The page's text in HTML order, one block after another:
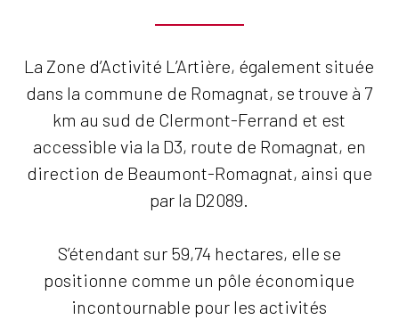
La Zone d’Activité L’Artière, également située
dans la commune de Romagnat, se trouve à 7
km au sud de Clermont-Ferrand et est
accessible via la D3, route de Romagnat, en
direction de Beaumont-Romagnat, ainsi que
par la D2089.
S’étendant sur 59,74 hectares, elle se
positionne comme un pôle économique
incontournable pour les activités